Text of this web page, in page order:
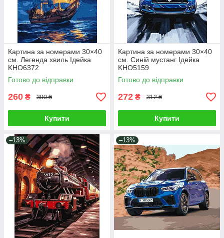
Картина за номерами 30×40
см. Легенда хвиль Ідейка
KHO6372
Готово до відправки
260 ₴ 300 ₴
Купити
Картина за номерами 30×40
см. Синій мустанг Ідейка
KHO5159
Готово до відправки
272 ₴ 312 ₴
Купити
–13% –13%